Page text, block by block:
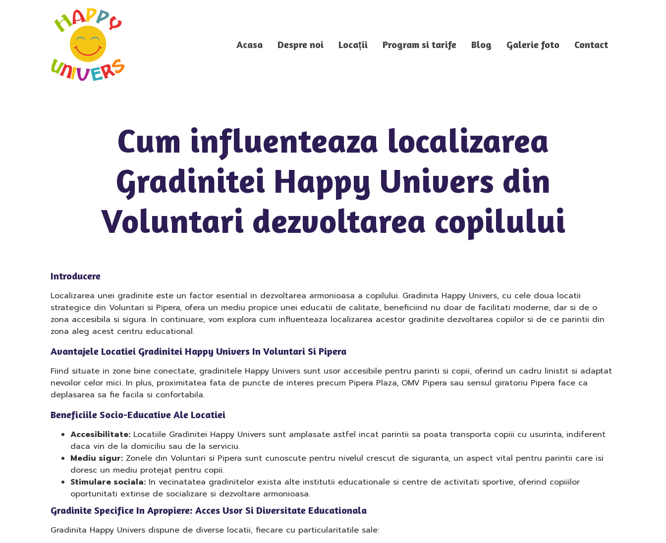
Acasa Despre noi Locații Program si tarife Blog Galerie foto Contact
Cum influenteaza localizarea
Gradinitei Happy Univers din
Voluntari dezvoltarea copilului
Introducere
Localizarea unei gradinite este un factor esential in dezvoltarea armonioasa a copilului. Gradinita Happy Univers, cu cele doua locatii
strategice din Voluntari si Pipera, ofera un mediu propice unei educatii de calitate, beneficiind nu doar de facilitati moderne, dar si de o
zona accesibila si sigura. In continuare, vom explora cum influenteaza localizarea acestor gradinite dezvoltarea copiilor si de ce parintii din
zona aleg acest centru educational.
Avantajele Locatiei Gradinitei Happy Univers In Voluntari Si Pipera
Fiind situate in zone bine conectate, gradinitele Happy Univers sunt usor accesibile pentru parinti si copii, oferind un cadru linistit si adaptat
nevoilor celor mici. In plus, proximitatea fata de puncte de interes precum Pipera Plaza, OMV Pipera sau sensul giratoriu Pipera face ca
deplasarea sa fie facila si confortabila.
Beneficiile Socio-Educative Ale Locatiei
Accesibilitate: Locatiile Gradinitei Happy Univers sunt amplasate astfel incat parintii sa poata transporta copiii cu usurinta, indiferent
daca vin de la domiciliu sau de la serviciu.
Mediu sigur: Zonele din Voluntari si Pipera sunt cunoscute pentru nivelul crescut de siguranta, un aspect vital pentru parintii care isi
doresc un mediu protejat pentru copii.
Stimulare sociala: In vecinatatea gradinitelor exista alte institutii educationale si centre de activitati sportive, oferind copiiilor
oportunitati extinse de socializare si dezvoltare armonioasa.
Gradinite Specifice In Apropiere: Acces Usor Si Diversitate Educationala
Gradinita Happy Univers dispune de diverse locatii, fiecare cu particularitatile sale: